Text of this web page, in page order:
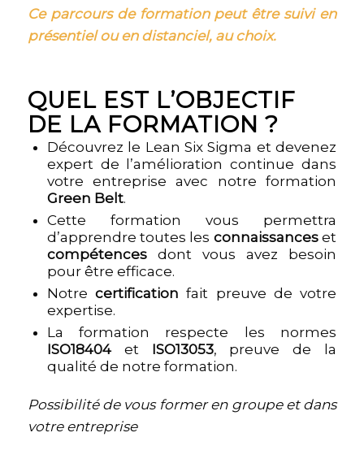
Ce parcours de formation peut être suivi en
présentiel ou en distanciel, au choix.
QUEL EST L’OBJECTIF
DE LA FORMATION ?
Découvrez le Lean Six Sigma et devenez
expert de l’amélioration continue dans
votre entreprise avec notre formation
Green Belt.
Cette formation vous permettra
d’apprendre toutes les connaissanceset
compétencesdont vous avez besoin
pour être efficace.
Notre certification fait preuve de votre
expertise.
La formation respecte les normes
ISO18404et ISO13053, preuve de la
qualité de notre formation.
Possibilité de vous former en groupe et dans
votre entreprise